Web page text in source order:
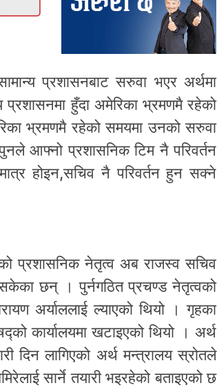
प्रशासनबाट सरुवा भएर अर्थमा
प्रशासनमा हुँदा अमेरिका भ्रमणमै रहेको
भ्रमणमै रहेको समयमा उनको सरुवा
आफ्नो प्रशासनिक टिम नै परिवर्तन
होइन,सचिव नै परिवर्तन हुन सक्ने
प्रशासनिक नेतृत्व अब राजस्व सचिव
छन् । पुर्नगठित प्रचण्ड नेतृत्वको
अर्याललाई ल्याएको थियो । गृहका
कार्यालयमा खटाइएको थियो । अर्थ
दिन लागिएको अर्थ मन्त्रालय स्रोतले
सार्ने तयारी भइरहेको बताइएको छ